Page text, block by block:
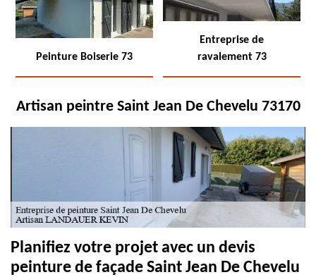
Peinture Boiserie 73
Entreprise de
ravalement 73
Artisan peintre Saint Jean De Chevelu 73170
Planifiez votre projet avec un devis
peinture de façade Saint Jean De Chevelu